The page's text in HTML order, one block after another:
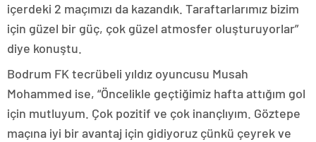
içerdeki 2 maçımızı da kazandık. Taraftarlarımız bizim
için güzel bir güç, çok güzel atmosfer oluşturuyorlar”
diye konuştu.
Bodrum FK tecrübeli yıldız oyuncusu Musah
Mohammed ise, “Öncelikle geçtiğimiz hafta attığım gol
için mutluyum. Çok pozitif ve çok inançlıyım. Göztepe
maçına iyi bir avantaj için gidiyoruz çünkü çeyrek ve